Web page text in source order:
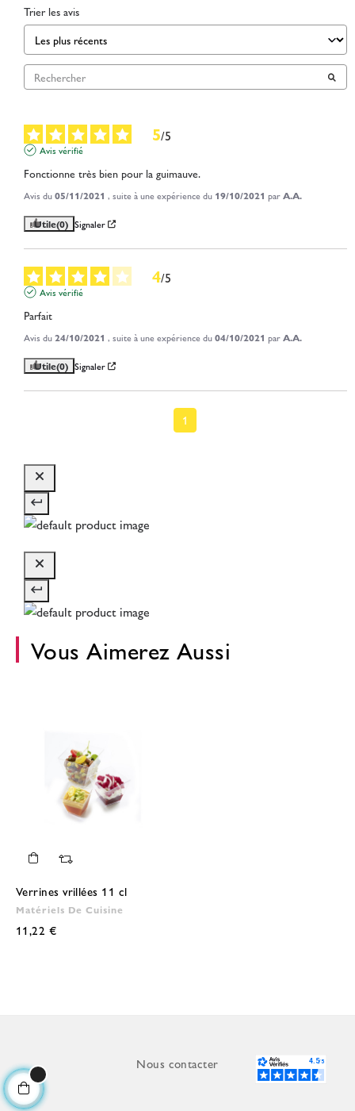
Trier les avis
5/5
Avis vérifié
Fonctionne très bien pour la guimauve.
Avis du05/11/2021 , suite à une expérience du 19/10/2021 parA.A.
Utile(0) Signaler
4/5
Avis vérifié
Parfait
Avis du24/10/2021 , suite à une expérience du04/10/2021 parA.A.
Utile(0) Signaler
1
Vous Aimerez Aussi
Verrines vrillées 11 cl
Matériels De Cuisine
11,22 €
Nous contacter